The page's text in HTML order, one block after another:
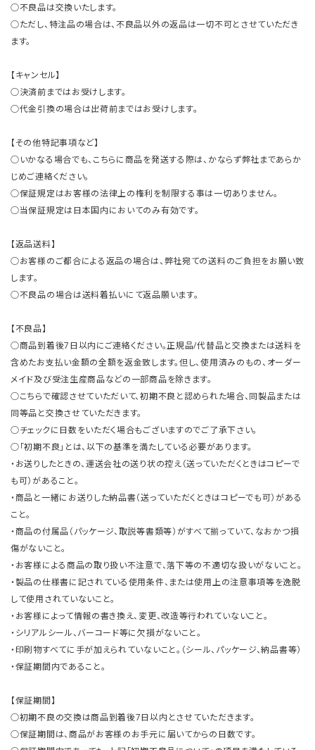
○不良品は交換いたします。
○ただし、特注品の場合は、不良品以外の返品は一切不可とさせていただき
ます。
【キャンセル】
○決済前まではお受けします。
○代金引換の場合は出荷前まではお受けします。
【その他特記事項など】
○いかなる場合でも、こちらに商品を発送する際は、かならず弊社まであらか
じめご連絡ください。
○保証規定はお客様の法律上の権利を制限する事は一切ありません。
○当保証規定は日本国内においてのみ有効です。
【返品送料】
○お客様のご都合による返品の場合は、弊社宛ての送料のご負担をお願い致
します。
○不良品の場合は送料着払いにて返品願います。
【不良品】
○商品到着後7日以内にご連絡ください。正規品/代替品と交換または送料を
含めたお支払い金額の全額を返金致します。但し、使用済みのもの、オーダー
メイド及び受注生産商品などの一部商品を除きます。
○こちらで確認させていただいて、初期不良と認められた場合、同製品または
同等品と交換させていただきます。
○チェックに日数をいただく場合もございますのでご了承下さい。
○「初期不良」とは、以下の基準を満たしている必要があります。
・お送りしたときの、運送会社の送り状の控え（送っていただくときはコピーで
も可）があること。
・商品と一緒にお送りした納品書（送っていただくときはコピーでも可）がある
こと。
・商品の付属品（パッケージ、取説等書類等）がすべて揃っていて、なおかつ損
傷がないこと。
・お客様による商品の取り扱い不注意で、落下等の不適切な扱いがないこと。
・製品の仕様書に記されている使用条件、または使用上の注意事項等を逸脱
して使用されていないこと。
・お客様によって情報の書き換え、変更、改造等行われていないこと。
・シリアルシール、バーコード等に欠損がないこと。
・印刷物すべてに手が加えられていないこと。（シール、パッケージ、納品書等）
・保証期間内であること。
【保証期間】
○初期不良の交換は商品到着後7日以内とさせていただきます。
○保証期間は、商品がお客様のお手元に届いてからの日数です。